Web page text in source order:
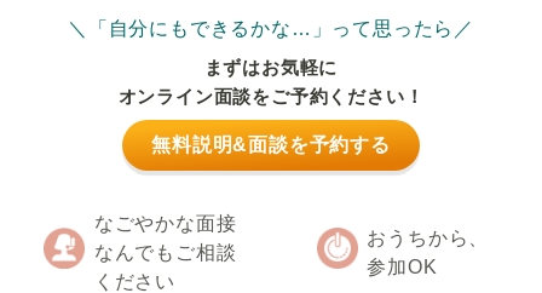
＼「自分にもできるかな…」って思ったら／
まずはお気軽に
オンライン面談をご予約ください！
無料説明&面談を予約する
なごやかな面接
なんでもご相談
ください
おうちから、
参加OK